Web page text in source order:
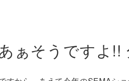
ぁそうですよ!!